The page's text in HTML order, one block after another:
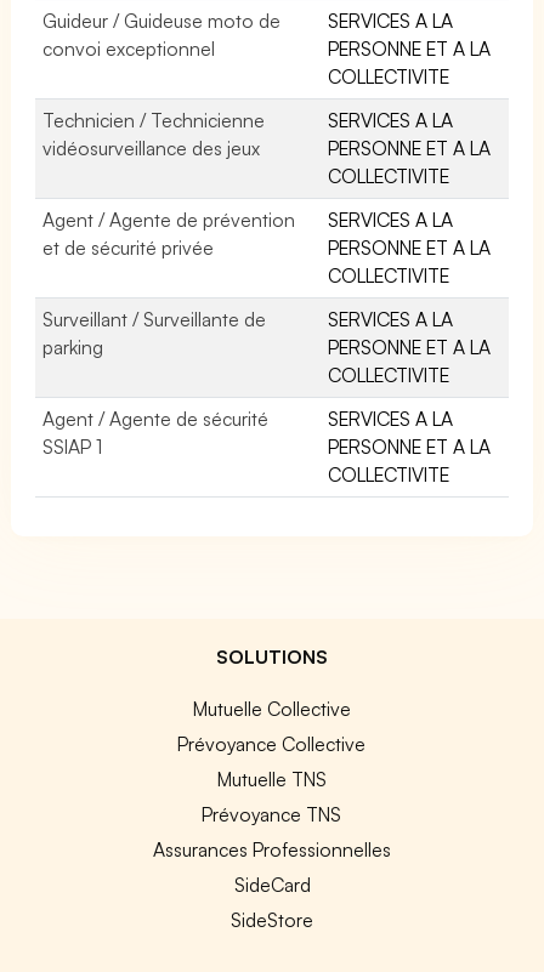
Guideur / Guideuse moto de
convoi exceptionnel
SERVICES A LA
PERSONNE ET A LA
COLLECTIVITE
Technicien / Technicienne
vidéosurveillance des jeux
SERVICES A LA
PERSONNE ET A LA
COLLECTIVITE
Agent / Agente de prévention
et de sécurité privée
SERVICES A LA
PERSONNE ET A LA
COLLECTIVITE
Surveillant / Surveillante de
parking
SERVICES A LA
PERSONNE ET A LA
COLLECTIVITE
Agent / Agente de sécurité
SSIAP 1
SERVICES A LA
PERSONNE ET A LA
COLLECTIVITE
SOLUTIONS
Mutuelle Collective
Prévoyance Collective
Mutuelle TNS
Prévoyance TNS
Assurances Professionnelles
SideCard
SideStore